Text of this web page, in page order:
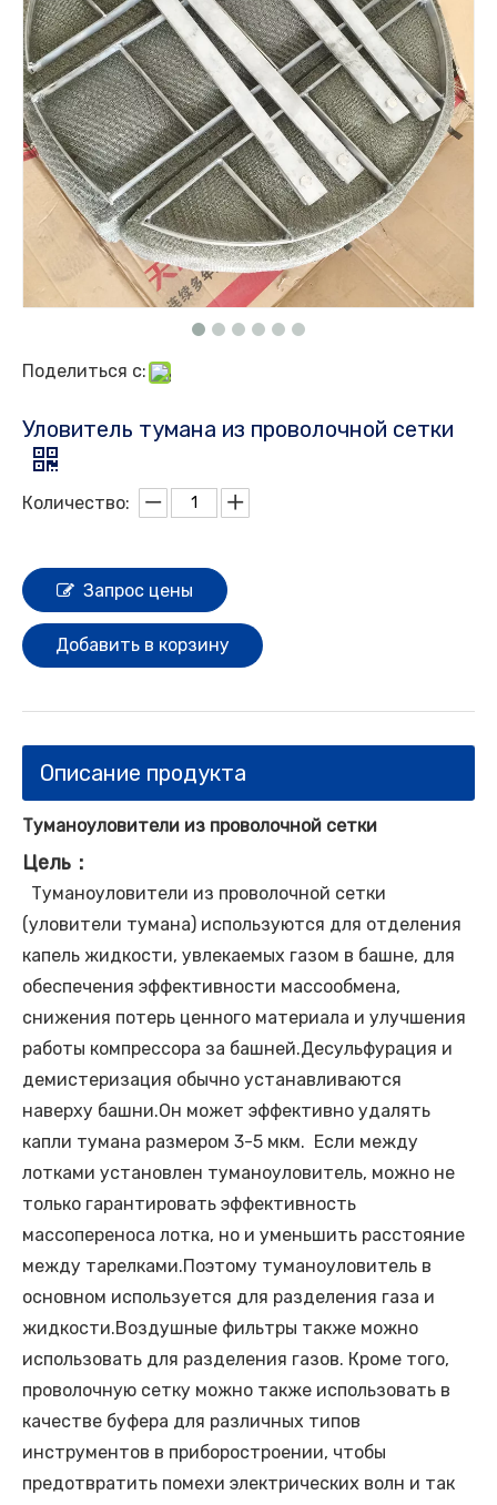
Поделиться с:
Уловитель тумана из проволочной сетки
Количество:
Запрос цены
Добавить в корзину
Описание продукта
Туманоуловители из проволочной сетки
Цель ：
Туманоуловители из проволочной сетки
(уловители тумана) используются для отделения
капель жидкости, увлекаемых газом в башне, для
обеспечения эффективности массообмена,
снижения потерь ценного материала и улучшения
работы компрессора за башней.Десульфурация и
демистеризация обычно устанавливаются
наверху башни.Он может эффективно удалять
капли тумана размером 3-5 мкм. Если между
лотками установлен туманоуловитель, можно не
только гарантировать эффективность
массопереноса лотка, но и уменьшить расстояние
между тарелками.Поэтому туманоуловитель в
основном используется для разделения газа и
жидкости.Воздушные фильтры также можно
использовать для разделения газов. Кроме того,
проволочную сетку можно также использовать в
качестве буфера для различных типов
инструментов в приборостроении, чтобы
предотвратить помехи электрических волн и так